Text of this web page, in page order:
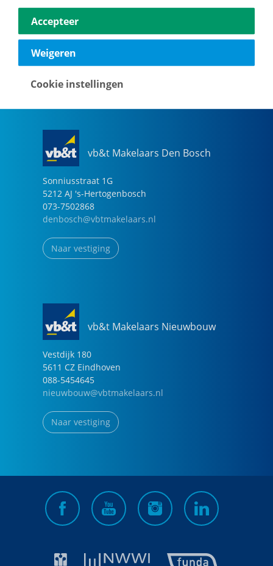
Vestdijk 180
5611 CZ Eindhoven
040-2696949
vb&t Makelaars Den Bosch
Sonniusstraat 1G
5212 AJ 's-Hertogenbosch
073-7502868
denbosch@vbtmakelaars.nl
Naar vestiging
vb&t Makelaars Nieuwbouw
Vestdijk 180
5611 CZ Eindhoven
088-5454645
nieuwbouw@vbtmakelaars.nl
Naar vestiging
Accepteer
Weigeren
Cookie instellingen